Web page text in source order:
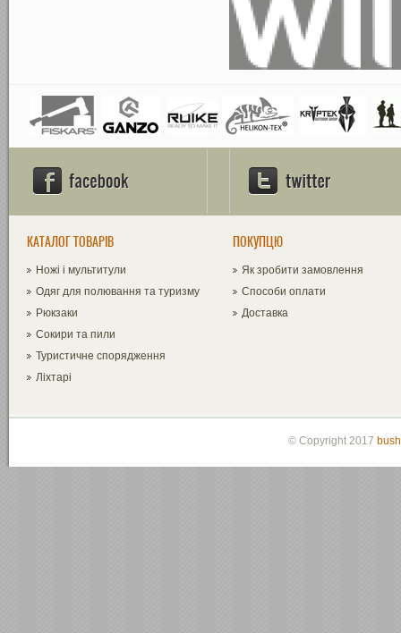
КАТАЛОГ ТОВАРІВ
Ножі і мультитули
Одяг для полювання та туризму
Рюкзаки
Сокири та пили
Туристичне спорядження
Ліхтарі
ПОКУПЦЮ
Як зробити замовлення
Способи оплати
Доставка
© Copyright 2017